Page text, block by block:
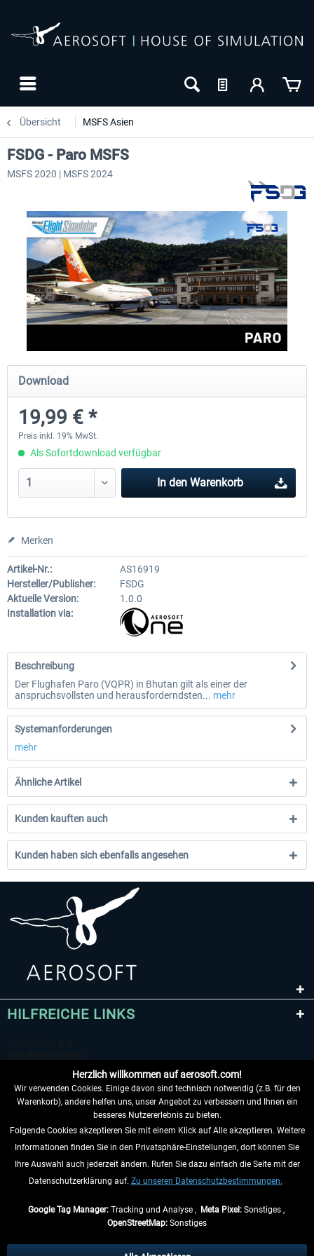
Übersicht MSFS Asien
Aerosoft Mt. Everest Airports Vol. 1 -
9,95 € *
Aerosoft Mt. Everest Airports
FSDG - Paro MSFS
MSFS 2020 | MSFS 2024
Download
19,99 € *
Preis inkl. 19% MwSt.
Als Sofortdownload verfügbar
In den Warenkorb
Merken
Artikel-Nr.:
AS16919
Hersteller/Publisher:
FSDG
Aktuelle Version:
1.0.0
Installation via:
Beschreibung
Der Flughafen Paro (VQPR) in Bhutan gilt als einer der
anspruchsvollsten und herausforderndsten... mehr
Systemanforderungen
mehr
Ähnliche Artikel
Kunden kauften auch
Kunden haben sich ebenfalls angesehen
HILFREICHE LINKS
VERTRAG WIDERRUFEN
INFORMATIONEN
Herzlich willkommen auf aerosoft.com!
Wir verwenden Cookies. Einige davon sind technisch notwendig (z.B. für den
Warenkorb), andere helfen uns, unser Angebot zu verbessern und Ihnen ein
besseres Nutzererlebnis zu bieten.
Folgende Cookies akzeptieren Sie mit einem Klick auf Alle akzeptieren. Weitere
Informationen finden Sie in den Privatsphäre-Einstellungen, dort können Sie
Ihre Auswahl auch jederzeit ändern. Rufen Sie dazu einfach die Seite mit der
Datenschutzerklärung auf. Zu unseren Datenschutzbestimmungen.
Google Tag Manager:Tracking und Analyse , Meta Pixel:Sonstiges ,
OpenStreetMap: Sonstiges